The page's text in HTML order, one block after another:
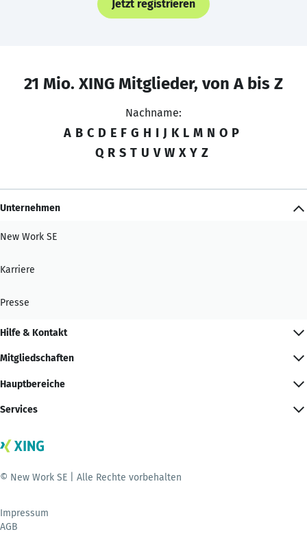
Jetzt registrieren
21 Mio. XING Mitglieder, von A bis Z
Nachname:
A B C D E F G H I J K L M N O P
Q R S T U V W X Y Z
Unternehmen
New Work SE
Karriere
Presse
Hilfe & Kontakt
Mitgliedschaften
Hauptbereiche
Services
© New Work SE | Alle Rechte vorbehalten
Impressum
AGB